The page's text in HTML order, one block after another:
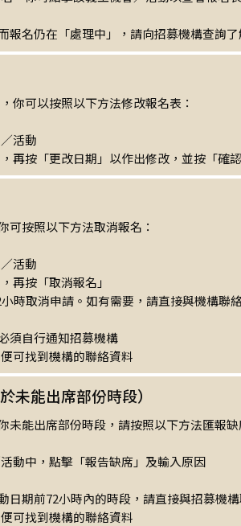
報名仍在「處理中」，請向招募機構查詢
你可以按照以下方法修改報名表：
活動
再按「更改日期」以作出修改，並按「確
可按照以下方法取消報名：
活動
再按「取消報名」
時取消申請。如有需要，請直接與機構聯
須自行通知招募機構
可找到機構的聯絡資料
未能出席部份時段）
未能出席部份時段，請按照以下方法匯報缺
動中，點擊「報告缺席」及輸入原因
日期前72小時內的時段，請直接與招募機
可找到機構的聯絡資料